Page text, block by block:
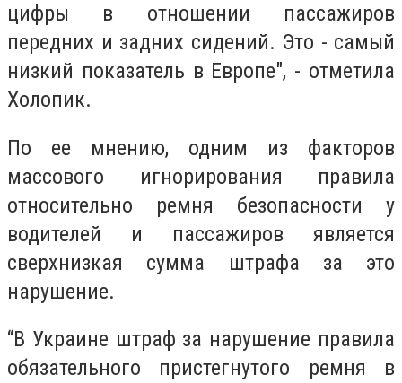
цифры в отношении пассажиров
передних и задних сидений. Это - самый
низкий показатель в Европе", - отметила
Холопик.
По ее мнению, одним из факторов
массового игнорирования правила
относительно ремня безопасности у
водителей и пассажиров является
сверхнизкая сумма штрафа за это
нарушение.
“В Украине штраф за нарушение правила
обязательного пристегнутого ремня в